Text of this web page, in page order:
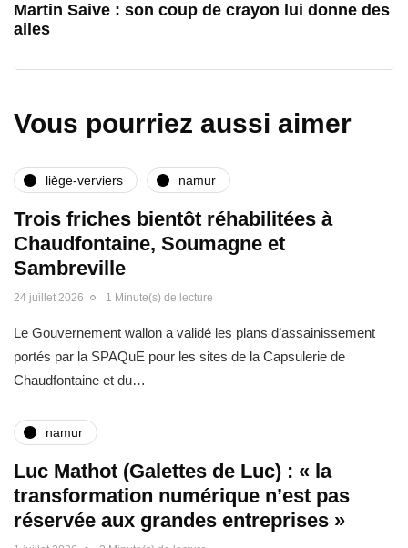
Martin Saive : son coup de crayon lui donne des
ailes
Vous pourriez aussi aimer
liège-verviers namur
Trois friches bientôt réhabilitées à
Chaudfontaine, Soumagne et
Sambreville
24 juillet 2026 1 Minute(s) de lecture
Le Gouvernement wallon a validé les plans d’assainissement
portés par la SPAQuE pour les sites de la Capsulerie de
Chaudfontaine et du…
namur
Luc Mathot (Galettes de Luc) : « la
transformation numérique n’est pas
réservée aux grandes entreprises »